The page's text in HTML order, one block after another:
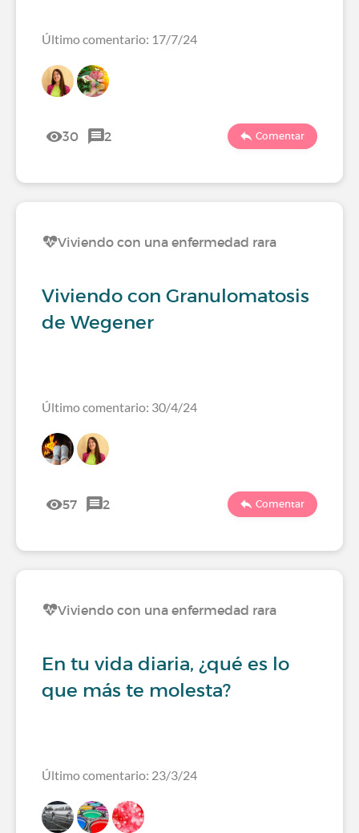
Último comentario: 17/7/24
30 2 Comentar
Viviendo con una enfermedad rara
Viviendo con Granulomatosis
de Wegener
Último comentario: 30/4/24
57 2 Comentar
Viviendo con una enfermedad rara
En tu vida diaria, ¿qué es lo
que más te molesta?
Último comentario: 23/3/24